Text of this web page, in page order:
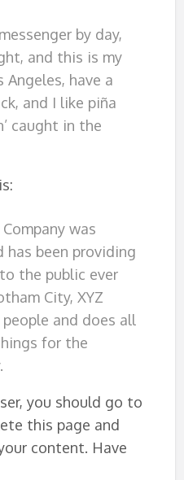
by day,
and this is my
have a
and I like piña
caught in the
was
has been providing
the public ever
City, XYZ
and does all
for the
you should go to
this page and
content. Have